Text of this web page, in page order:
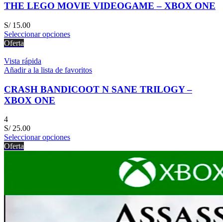
THE LEGO MOVIE VIDEOGAME – XBOX ONE
S/15.00
Seleccionar opciones
Oferta
Vista rápida
Añadir a la lista de favoritos
CRASH BANDICOOT N SANE TRILOGY –
XBOX ONE
4
S/25.00
Seleccionar opciones
Oferta